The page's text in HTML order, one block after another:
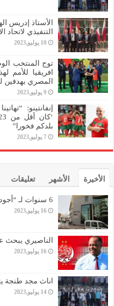
الأستاذ إدريس
التنفيذي لاتحاد
10 يوليو,2023
افريقيا للأمم
المصري بهدفين
9 يوليو,2023
إنفانتينو:
بلدكم فخورا”
7 يوليو,2023
الأخيرة الأشهر تعليقات
6 سنوات لـ “أجودان” تسلم 40 مليونا رشوة
16 يوليو,2023
الناصيري يبحث
16 يوليو,2023
اناث مجد طنجة
14 يوليو,2023